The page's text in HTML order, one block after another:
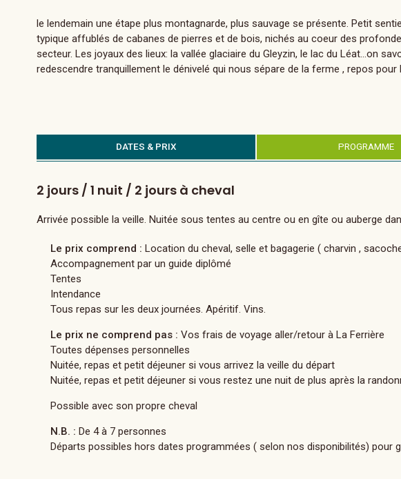
le lendemain une étape plus montagnarde, plus sauvage se présente. Petit
typique affublés de cabanes de pierres et de bois, nichés au coeur des
secteur. Les joyaux des lieux: la vallée glaciaire du Gleyzin, le lac du Léat...on
redescendre tranquillement le dénivelé qui nous sépare de la ferme , repos
DATES & PRIX PROGRAMME
2 jours / 1 nuit / 2 jours à cheval
Arrivée possible la veille. Nuitée sous tentes au centre ou en gîte ou auberge
Le prix comprend : Location du cheval, selle et bagagerie ( charvin ,
Accompagnement par un guide diplômé
Tentes
Intendance
Tous repas sur les deux journées. Apéritif. Vins.
Le prix ne comprend pas : Vos frais de voyage aller/retour à La Ferrière
Toutes dépenses personnelles
Nuitée, repas et petit déjeuner si vous arrivez la veille du départ
Nuitée, repas et petit déjeuner si vous restez une nuit de plus après la
Possible avec son propre cheval
N.B. : De 4 à 7 personnes
Départs possibles hors dates programmées ( selon nos disponibilités) pour